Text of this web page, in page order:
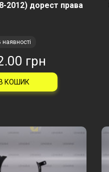
2012) дорест права
наявності
грн
В КОШИК